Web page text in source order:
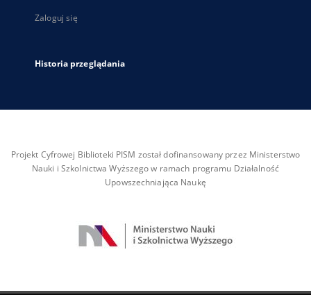
Zaloguj się
Historia przeglądania
Projekt Cyfrowej Biblioteki PISM został dofinansowany przez Ministerstwo
Nauki i Szkolnictwa Wyższego w ramach programu Działalność
Upowszechniająca Naukę